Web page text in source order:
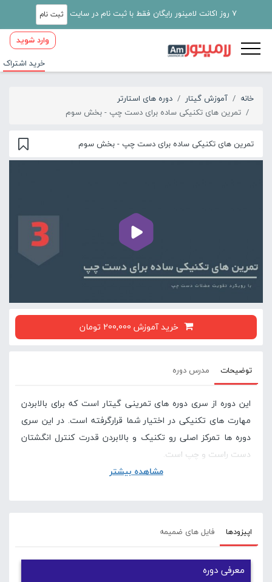
7 روز اکانت لامینور رایگان فقط با ثبت نام در سایت ثبت نام
وارد شوید
خرید اشتراک
خانه آموزش گیتار
دوره های استارتر
تمرین های تکنیکی ساده برای دست چپ - بخش سوم
تمرین های تکنیکی ساده برای دست چپ - بخش سوم
خرید آموزش 200,000 تومان
توضیحات مدرس دوره
این دوره از سری دوره های تمرینی گیتار است که برای بالابردن
مهارت های تکنیکی در اختیار شما قرارگرفته است. در این سری
دوره ها تمرکز اصلی رو تکنیک و بالابردن قدرت کنترل انگشتان
دست راست و چپ است.
این دوره تمرین گام لامینور یک اکتاوی را با رویکرد تمرینات
در بخشی از این ویدیو تکنیکی شیفت که در درس های قبلی نیز
بررسی کردیم وارد می شود و بخشی از تمرین با استفاده از
شیفت کردن انگشتان انجام خواهد شد.
مشاهده بیشتر
اپیزودها فایل های ضمیمه
معرفی دوره